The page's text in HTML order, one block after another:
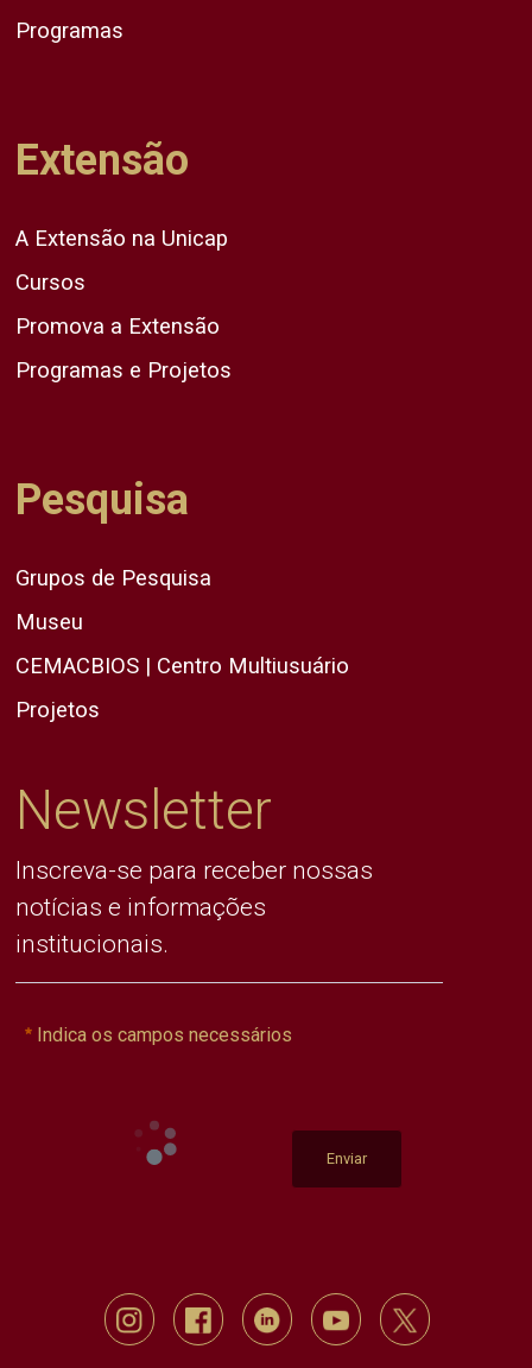
Programas
Extensão
A Extensão na Unicap
Cursos
Promova a Extensão
Programas e Projetos
Pesquisa
Grupos de Pesquisa
Museu
CEMACBIOS | Centro Multiusuário
Projetos
Newsletter
Inscreva-se para receber nossas
notícias e informações
institucionais.
Indica os campos necessários
Enviar